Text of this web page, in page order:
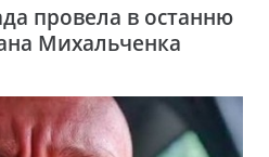
провела в останню
Михальченка